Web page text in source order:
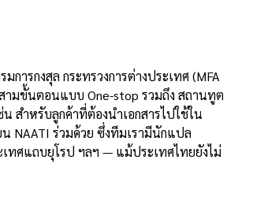
ารกงสุล กระทรวงการต่างประเทศ (MFA
ามขั้นตอนแบบ One-stop รวมถึง สถานทูต
สำหรับลูกค้าที่ต้องนำเอกสารไปใช้ใน
NAATI ร่วมด้วย ซึ่งทีมเรามีนักแปล
เทศแถบยุโรป ฯลฯ — แม้ประเทศไทยยังไม่